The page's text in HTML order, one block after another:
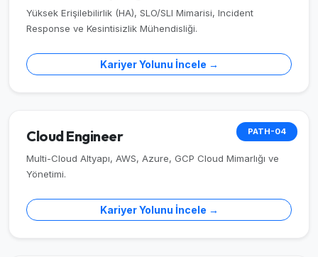
Yüksek Erişilebilirlik (HA), SLO/SLI Mimarisi, Incident
Response ve Kesintisizlik Mühendisliği.
Kariyer Yolunu İncele →
PATH-04
Cloud Engineer
Multi-Cloud Altyapı, AWS, Azure, GCP Cloud Mimarlığı ve
Yönetimi.
Kariyer Yolunu İncele →